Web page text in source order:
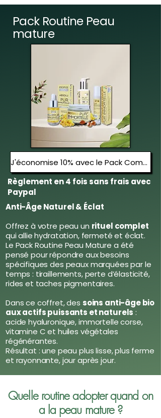
p
r
i
l
i
t
r
e
s
Pack Routine Peau
mature
J'économise 10% avec le Pack Complet
Règlement en 4 fois sans frais avec
Paypal
Anti-Âge Naturel & Éclat
Offrez à votre peau un rituel complet
qui allie hydratation, fermeté et éclat.
Le Pack Routine Peau Mature a été
pensé pour répondre aux besoins
spécifiques des peaux marquées par le
temps : tiraillements, perte d’élasticité,
rides et taches pigmentaires.
Dans ce coffret, des soins anti-âge bio
aux actifs puissants et naturels :
acide hyaluronique, immortelle corse,
vitamine C et huiles végétales
régénérantes.
Résultat : une peau plus lisse, plus ferme
et rayonnante, jour après jour.
Quelle routine adopter quand on
a la peau mature ?